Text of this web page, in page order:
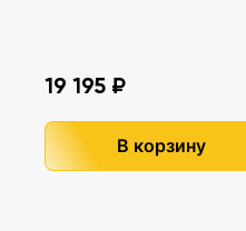
19 195 ₽
В корзину